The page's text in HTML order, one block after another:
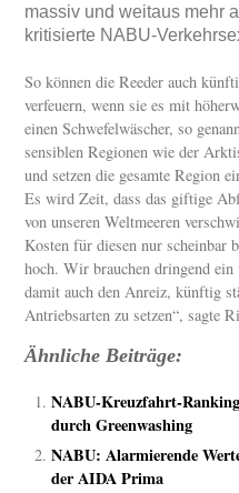
massiv und weitaus mehr
kritisierte NABU-
So können die Reeder auch
verfeuern, wenn sie es mit
einen Schwefelwäscher, so
sensiblen Regionen wie der
und setzen die gesamte Region
Es wird Zeit, dass das giftige
von unseren Weltmeeren
Kosten für diesen nur
hoch. Wir brauchen dringend
damit auch den Anreiz, künftig
Antriebsarten zu setzen“, sagte
Ähnliche Beiträge:
NABU-Kreuzfahrt-
durch Greenwashing
NABU: Alarmierende
der AIDA Prima